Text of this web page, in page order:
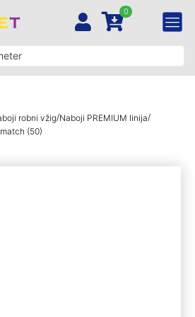
0
robni vžig/Naboji PREMIUM linija/
(50)